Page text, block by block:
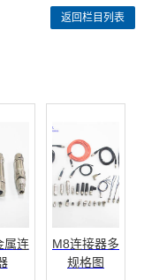
返回栏目列表
属连
M8连接器多
规格图